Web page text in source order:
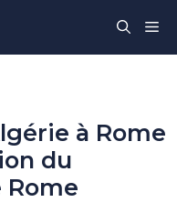
à Rome
du
Rome